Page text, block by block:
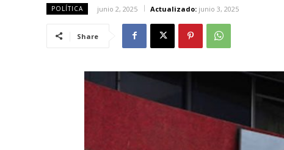
POLÍTICA junio 2, 2025 Actualizado: junio 3, 2025
Share